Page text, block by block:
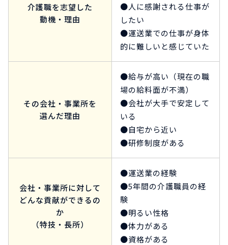
介護職を志望した
動機・理由
●人に感謝される仕事が
したい
●運送業での仕事が身体
的に難しいと感じていた
その会社・事業所を
選んだ理由
●給与が高い（現在の職
場の給料面が不満）
●会社が大手で安定して
いる
●自宅から近い
●研修制度がある
会社・事業所に対して
どんな貢献ができるの
か
（特技・長所）
●運送業の経験
●5年間の介護職員の経
験
●明るい性格
●体力がある
●資格がある